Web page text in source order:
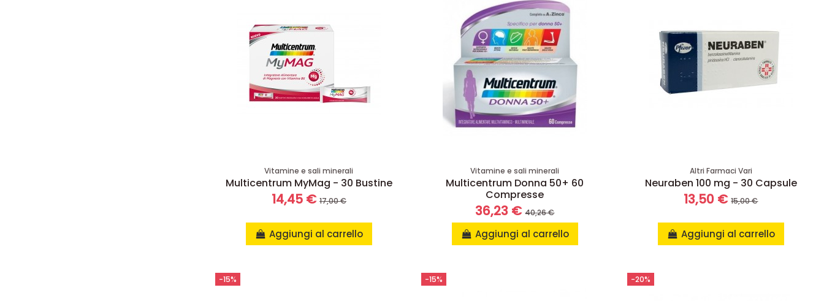
Vitamine e sali minerali
Multicentrum MyMag - 30 Bustine
14,45 € 17,00 €
Aggiungi al carrello
Vitamine e sali minerali
Multicentrum Donna 50+ 60
Compresse
36,23 €40,26 €
Aggiungi al carrello
Altri Farmaci Vari
Neuraben 100 mg - 30 Capsule
13,50 €15,00 €
Aggiungi al carrello
-15% -15% -20%